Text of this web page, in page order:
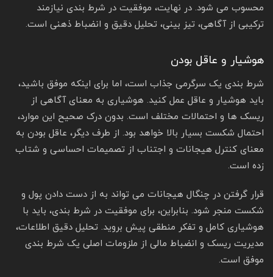
محسوب می‌ شود. در نهایت، موفقیت در شرط‌ بندی نیازمند
ترکیبی از آگاهی، تیز بینی، تحلیل دقیق و انضباط ذهنی است.
هوشیار و عاقل بودن
شرط بندی یک سرگرمی جذاب است، اما برای اینکه موفق باشید،
باید هوشیار و عاقل عمل کنید. هوشیاری به معنای آگاهی از
ریسک‌ ها و احتمالات مختلف است. بدون درک صحیح این موارد،
احتمال شکست بسیار بالا خواهد بود. از طرف دیگر، عاقل بودن به
معنای کنترل هیجانات و اجتناب از تصمیمات احساسی و شتاب‌
زده است.
قرار گرفتن در چنگال هیجانات می‌ تواند به از دست دادن پول و
شکست منجر شود. بنابراین، برای موفقیت در شرط بندی، باید با
هوشیاری کامل و تفکر منطقی پیش بروید. تحلیل دقیق اطلاعات،
مدیریت ریسک و انضباط مالی از ملزومات اصلی یک شرط‌ بندی
موفق است.